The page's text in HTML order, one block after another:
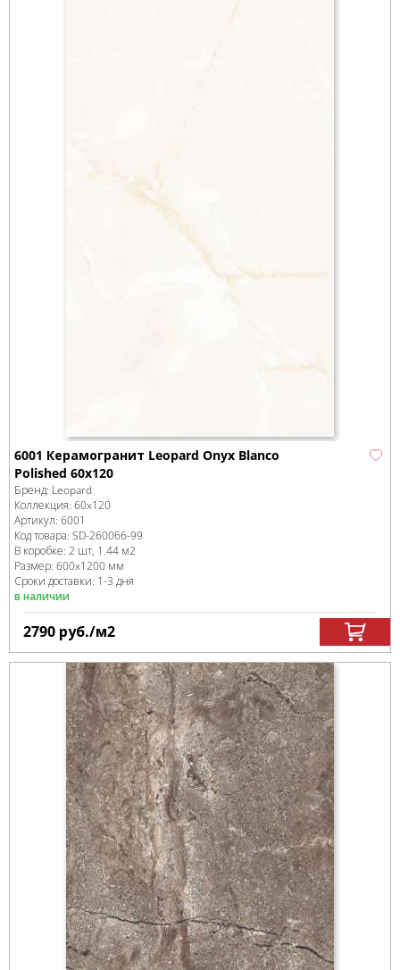
6001 Керамогранит Leopard Onyx Blanco
Polished 60x120
Бренд: Leopard
Коллекция: 60x120
Артикул: 6001
Код товара: SD-260066-99
В коробке: 2 шт, 1.44 м2
Размер: 600x1200 мм
Сроки доставки: 1-3 дня
в наличии
2790 руб./м2